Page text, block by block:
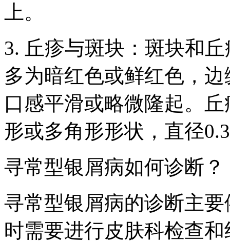
上。
3. 丘疹与斑块：斑块和
多为暗红色或鲜红色，
口感平滑或略微隆起。
形或多角形形状，直径
寻常型银屑病如何诊断？
寻常型银屑病的诊断主
时需要进行皮肤科检查